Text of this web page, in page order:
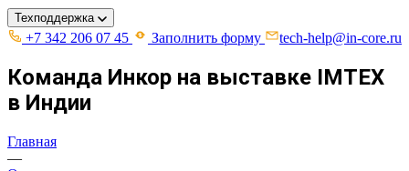
Техподдержка
+7 342 206 07 45 Заполнить форму tech-help@in-core.ru
Команда Инкор на выставке IMTEX
в Индии
Главная
—